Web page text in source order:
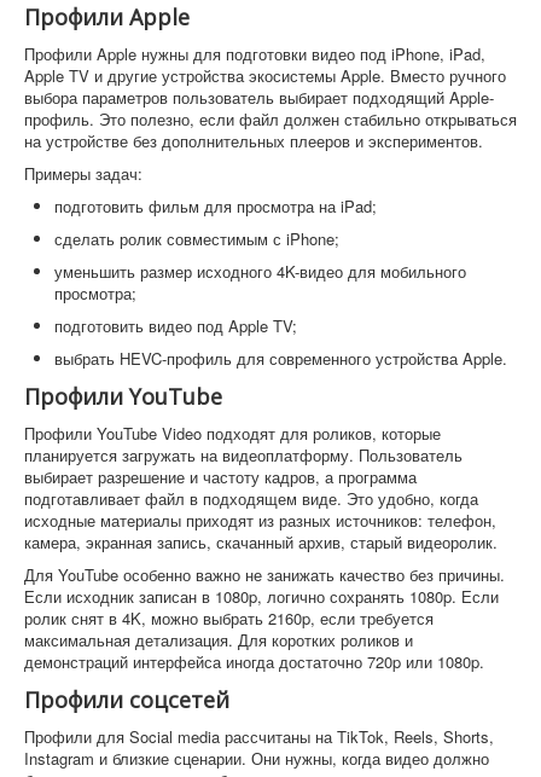
Профили Apple
Профили Apple нужны для подготовки видео под iPhone, iPad,
Apple TV и другие устройства экосистемы Apple. Вместо ручного
выбора параметров пользователь выбирает подходящий Apple-
профиль. Это полезно, если файл должен стабильно открываться
на устройстве без дополнительных плееров и экспериментов.
Примеры задач:
подготовить фильм для просмотра на iPad;
сделать ролик совместимым с iPhone;
уменьшить размер исходного 4K-видео для мобильного
просмотра;
подготовить видео под Apple TV;
выбрать HEVC-профиль для современного устройства Apple.
Профили YouTube
Профили YouTube Video подходят для роликов, которые
планируется загружать на видеоплатформу. Пользователь
выбирает разрешение и частоту кадров, а программа
подготавливает файл в подходящем виде. Это удобно, когда
исходные материалы приходят из разных источников: телефон,
камера, экранная запись, скачанный архив, старый видеоролик.
Для YouTube особенно важно не занижать качество без причины.
Если исходник записан в 1080p, логично сохранять 1080p. Если
ролик снят в 4K, можно выбрать 2160p, если требуется
максимальная детализация. Для коротких роликов и
демонстраций интерфейса иногда достаточно 720p или 1080p.
Профили соцсетей
Профили для Social media рассчитаны на TikTok, Reels, Shorts,
Instagram и близкие сценарии. Они нужны, когда видео должно